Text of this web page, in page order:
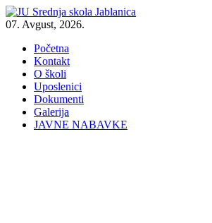
07. Avgust, 2026.
Početna
Kontakt
O školi
Uposlenici
Dokumenti
Galerija
JAVNE NABAVKE